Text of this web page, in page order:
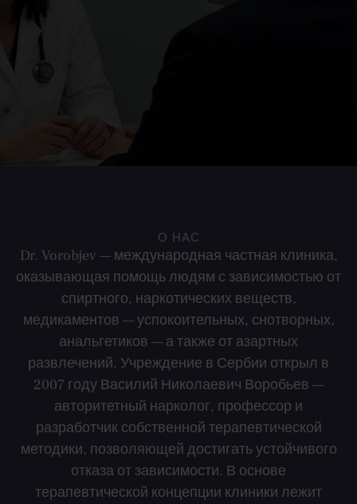
О НАС
Dr. Vorobjev — международная частная клиника,
оказывающая помощь людям с зависимостью от
спиртного, наркотических веществ,
медикаментов — успокоительных, снотворных,
анальгетиков — а также от азартных
развлечений. Учреждение в Сербии открыл в
2007 году Василий Николаевич Воробьев —
авторитетный нарколог, профессор и
разработчик собственной терапевтической
методики, позволяющей достигать устойчивого
отказа от зависимости. В основе
терапевтической концепции клиники лежит